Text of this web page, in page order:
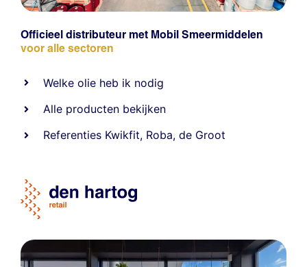
Officieel distributeur met Mobil Smeermiddelen
voor alle sectoren
Welke olie heb ik nodig
Alle producten bekijken
Referenties Kwikfit, Roba,de Groot